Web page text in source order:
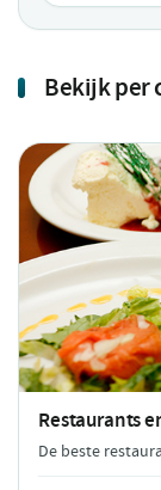
Bekijk per
Restaurants
De beste